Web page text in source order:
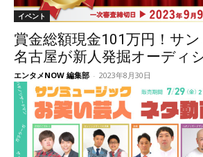
イベント
賞金総額現金101万円！サ
名古屋が新人発掘オーディ
エンタメNOW 編集部 - 2023年8月30日